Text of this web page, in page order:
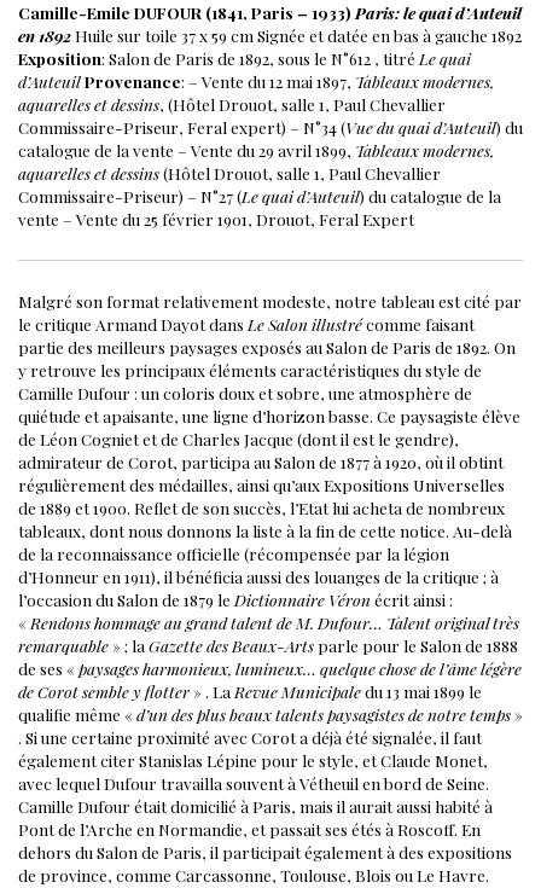
Camille-Emile DUFOUR (1841, Paris – 1933) Paris: le quai d’Auteuil
en 1892Huile sur toile 37 x 59 cm Signée et datée en bas à gauche 1892
Exposition: Salon de Paris de 1892, sous le N°612 , titré Le quai
d’AuteuilProvenance: – Vente du 12 mai 1897, Tableaux modernes,
aquarelles et dessins, (Hôtel Drouot, salle 1, Paul Chevallier
Commissaire-Priseur, Feral expert) – N°34 (Vue du quai d’Auteuil) du
catalogue de la vente – Vente du 29 avril 1899, Tableaux modernes,
aquarelles et dessins(Hôtel Drouot, salle 1, Paul Chevallier
Commissaire-Priseur) – N°27 (Le quai d’Auteuil) du catalogue de la
vente – Vente du 25 février 1901, Drouot, Feral Expert
Malgré son format relativement modeste, notre tableau est cité par
le critique Armand Dayot dans Le Salon illustrécomme faisant
partie des meilleurs paysages exposés au Salon de Paris de 1892. On
y retrouve les principaux éléments caractéristiques du style de
Camille Dufour : un coloris doux et sobre, une atmosphère de
quiétude et apaisante, une ligne d’horizon basse. Ce paysagiste élève
de Léon Cogniet et de Charles Jacque (dont il est le gendre),
admirateur de Corot, participa au Salon de 1877 à 1920, où il obtint
régulièrement des médailles, ainsi qu’aux Expositions Universelles
de 1889 et 1900. Reflet de son succès, l’Etat lui acheta de nombreux
tableaux, dont nous donnons la liste à la fin de cette notice. Au-delà
de la reconnaissance officielle (récompensée par la légion
d’Honneur en 1911), il bénéficia aussi des louanges de la critique ; à
l’occasion du Salon de 1879 le Dictionnaire Véron écrit ainsi :
« Rendons hommage au grand talent de M. Dufour… Talent original très
remarquable» ; la Gazette des Beaux-Arts parle pour le Salon de 1888
de ses « paysages harmonieux, lumineux… quelque chose de l’âme légère
de Corot semble y flotter» . La Revue Municipaledu 13 mai 1899 le
qualifie même « d’un des plus beaux talents paysagistes de notre temps»
. Si une certaine proximité avec Corot a déjà été signalée, il faut
également citer Stanislas Lépine pour le style, et Claude Monet,
avec lequel Dufour travailla souvent à Vétheuil en bord de Seine.
Camille Dufour était domicilié à Paris, mais il aurait aussi habité à
Pont de l’Arche en Normandie, et passait ses étés à Roscoff. En
dehors du Salon de Paris, il participait également à des expositions
de province, comme Carcassonne, Toulouse, Blois ou Le Havre.